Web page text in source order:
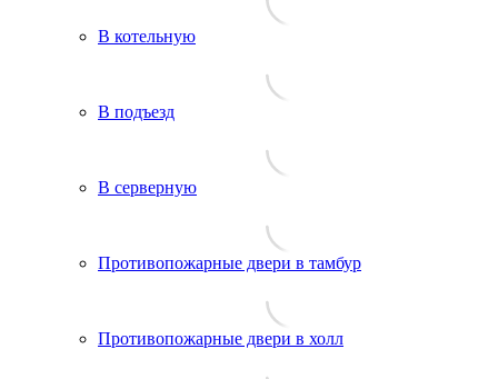
В котельную
В подъезд
В серверную
Противопожарные двери в тамбур
Противопожарные двери в холл